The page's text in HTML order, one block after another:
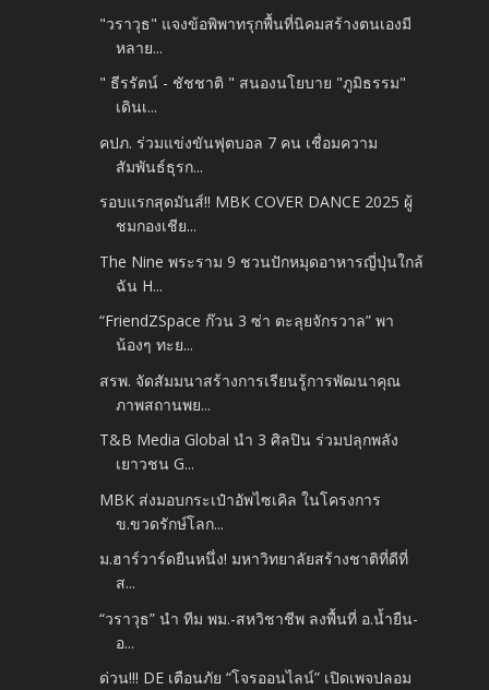
"วราวุธ" แจงข้อพิพาทรุกพื้นที่นิคมสร้างตนเองมี
หลาย...
" ธีรรัตน์ - ชัชชาติ " สนองนโยบาย "ภูมิธรรม"
เดินเ...
คปภ. ร่วมแข่งขันฟุตบอล 7 คน เชื่อมความ
สัมพันธ์ธุรก...
รอบแรกสุดมันส์!! MBK COVER DANCE 2025 ผู้
ชมกองเชีย...
The Nine พระราม 9 ชวนปักหมุดอาหารญี่ปุ่นใกล้
ฉัน H...
“FriendZSpace ก๊วน 3 ซ่า ตะลุยจักรวาล” พา
น้องๆ ทะย...
สรพ. จัดสัมมนาสร้างการเรียนรู้การพัฒนาคุณ
ภาพสถานพย...
T&B Media Global นำ 3 ศิลปิน ร่วมปลุกพลัง
เยาวชน G...
MBK ส่งมอบกระเป๋าอัพไซเคิล ในโครงการ
ข.ขวดรักษ์โลก...
ม.ฮาร์วาร์ดยืนหนึ่ง! มหาวิทยาลัยสร้างชาติที่ดีที่
ส...
“วราวุธ” นำ ทีม พม.-สหวิชาชีพ ลงพื้นที่ อ.น้ำยืน-
อ...
ด่วน!!! DE เตือนภัย “โจรออนไลน์” เปิดเพจปลอม